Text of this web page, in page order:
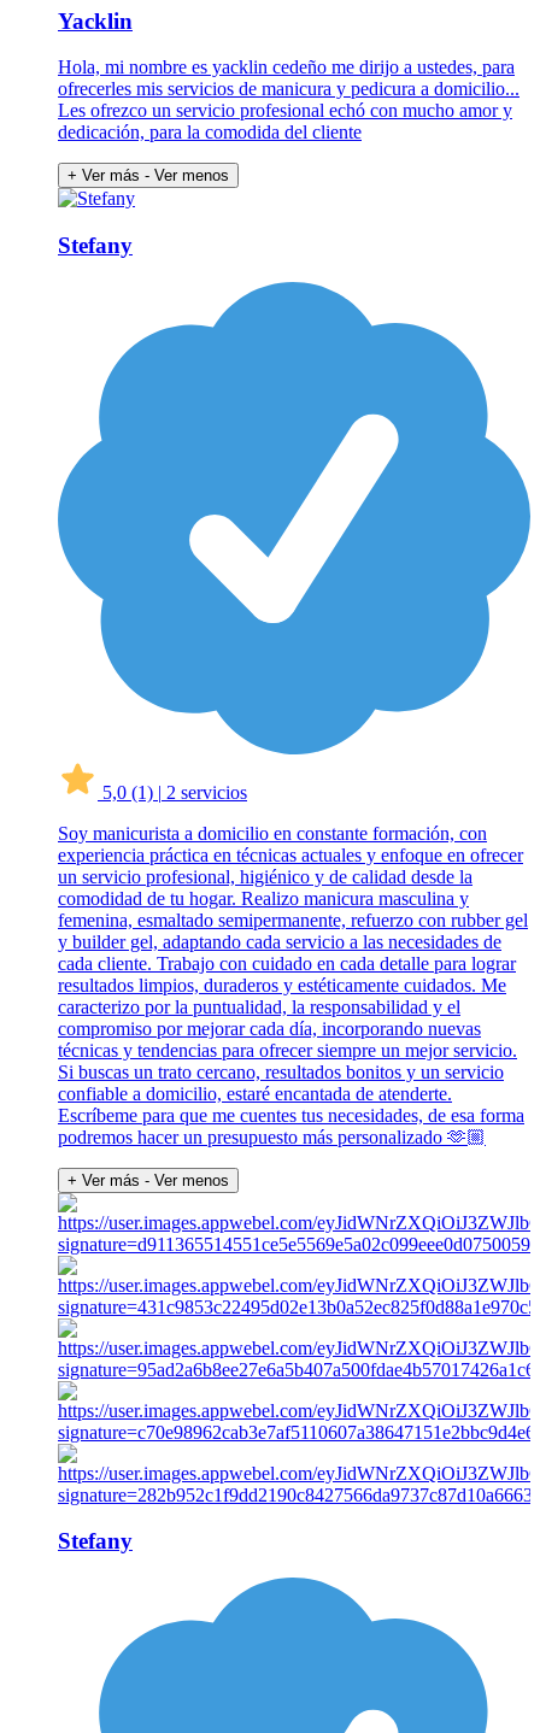
Yacklin
Hola, mi nombre es yacklin cedeño me dirijo a ustedes, para
ofrecerles mis servicios de manicura y pedicura a domicilio...
Les ofrezco un servicio profesional echó con mucho amor y
dedicación, para la comodida del cliente
+ Ver más - Ver menos
Stefany
5,0 (1) | 2 servicios
Soy manicurista a domicilio en constante formación, con
experiencia práctica en técnicas actuales y enfoque en ofrecer
un servicio profesional, higiénico y de calidad desde la
comodidad de tu hogar. Realizo manicura masculina y
femenina, esmaltado semipermanente, refuerzo con rubber gel
y builder gel, adaptando cada servicio a las necesidades de
cada cliente. Trabajo con cuidado en cada detalle para lograr
resultados limpios, duraderos y estéticamente cuidados. Me
caracterizo por la puntualidad, la responsabilidad y el
compromiso por mejorar cada día, incorporando nuevas
técnicas y tendencias para ofrecer siempre un mejor servicio.
Si buscas un trato cercano, resultados bonitos y un servicio
confiable a domicilio, estaré encantada de atenderte.
Escríbeme para que me cuentes tus necesidades, de esa forma
podremos hacer un presupuesto más personalizado 🫶🏼
+ Ver más - Ver menos
Stefany